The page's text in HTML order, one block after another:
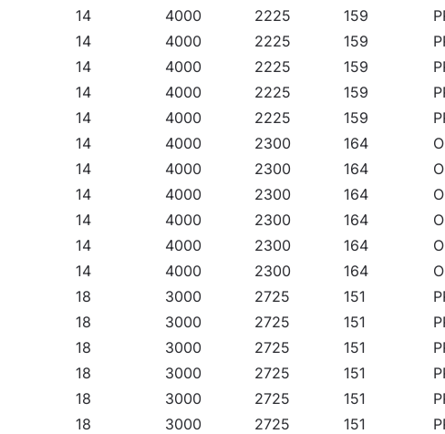
14
4000 2225 159
14
4000 2225 159
14
4000 2225 159
14
4000 2225 159
14
4000 2225 159
14
4000 2300 164
14
4000 2300 164
14
4000 2300 164
14
4000 2300 164
14
4000 2300 164
14
4000 2300 164
18
3000 2725 151
18
3000 2725 151
18
3000 2725 151
18
3000 2725 151
18
3000 2725 151
18
3000 2725 151